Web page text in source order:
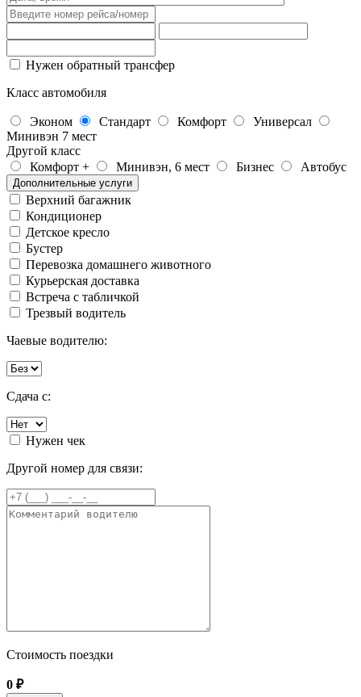
Нужен обратный трансфер
Класс автомобиля
Эконом Стандарт Комфорт
Универсал
Минивэн 7 мест
Другой класс
Комфорт +
Минивэн, 6 мест Бизнес Автобус
Дополнительные услуги
Верхний багажник
Кондиционер
Детское кресло
Бустер
Перевозка домашнего животного
Курьерская доставка
Встреча с табличкой
Трезвый водитель
Чаевые водителю:
Сдача с:
Нужен чек
Другой номер для связи:
Стоимость поездки
0 ₽